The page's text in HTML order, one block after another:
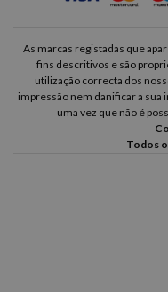
As marcas registadas que
fins descritivos e são
utilização correcta dos
impressão nem danificar a sua
uma vez que não é
Todos